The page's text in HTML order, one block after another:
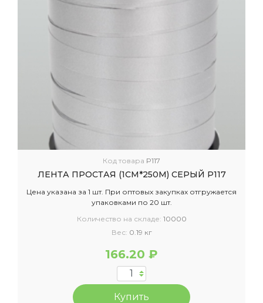
Код товара P117
ЛЕНТА ПРОСТАЯ (1СМ*250М) СЕРЫЙ P117
Цена указана за 1 шт. При оптовых закупках отгружается
упаковками по 20 шт.
Количество на складе: 10000
Вес: 0.19 кг
166.20 ₽
Купить